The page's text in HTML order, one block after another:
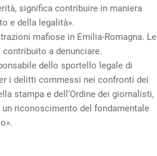
significa contribuire in maniera
e della legalità».
mafiose in Emilia-Romagna. Le
a denunciare.
dello sportello legale di
i delitti commessi nei confronti dei
stampa e dell’Ordine dei giornalisti,
riconoscimento del fondamentale